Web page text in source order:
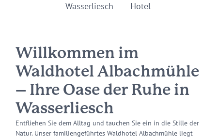
Wasserliesch Hotel
Willkommen im
Waldhotel Albachmühle
– Ihre Oase der Ruhe in
Wasserliesch
Entfliehen Sie dem Alltag und tauchen Sie ein in die Stille der
Natur. Unser familiengeführtes Waldhotel Albachmühle liegt